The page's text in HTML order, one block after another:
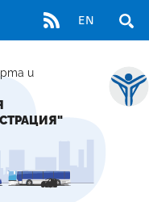
RSS EN
и